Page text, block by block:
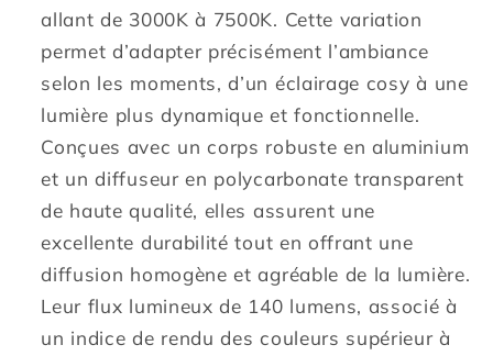
allant de 3000K à 7500K. Cette variation
permet d’adapter précisément l’ambiance
selon les moments, d’un éclairage cosy à une
lumière plus dynamique et fonctionnelle.
Conçues avec un corps robuste en aluminium
et un diffuseur en polycarbonate transparent
de haute qualité, elles assurent une
excellente durabilité tout en offrant une
diffusion homogène et agréable de la lumière.
Leur flux lumineux de 140 lumens, associé à
un indice de rendu des couleurs supérieur à